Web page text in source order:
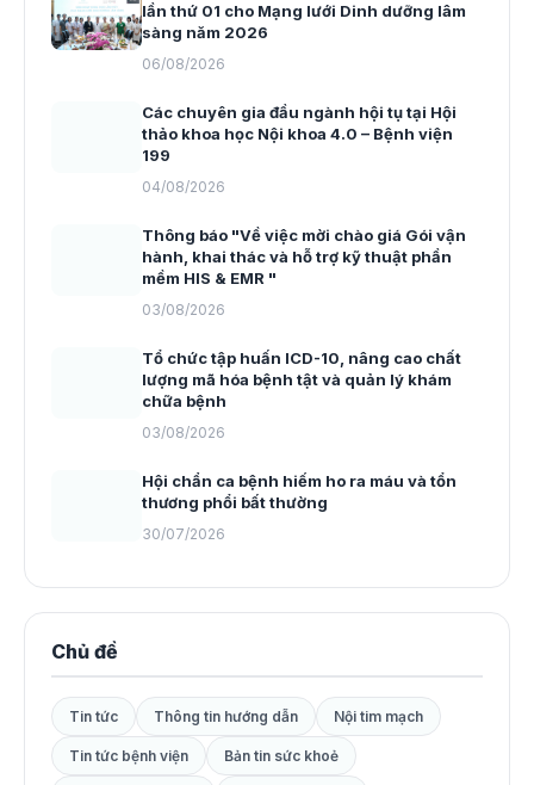
lần thứ 01 cho Mạng lưới Dinh dưỡng lâm
sàng năm 2026
06/08/2026
Các chuyên gia đầu ngành hội tụ tại Hội
thảo khoa học Nội khoa 4.0 – Bệnh viện
199
04/08/2026
Thông báo "Về việc mời chào giá Gói vận
hành, khai thác và hỗ trợ kỹ thuật phần
mềm HIS & EMR "
03/08/2026
Tổ chức tập huấn ICD-10, nâng cao chất
lượng mã hóa bệnh tật và quản lý khám
chữa bệnh
03/08/2026
Hội chẩn ca bệnh hiếm ho ra máu và tổn
thương phổi bất thường
30/07/2026
Chủ đề
Tin tức Thông tin hướng dẫn Nội tim mạch
Tin tức bệnh viện Bản tin sức khoẻ